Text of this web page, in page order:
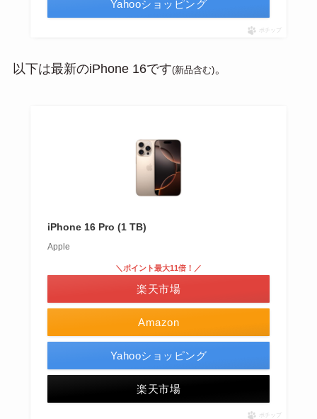
Yahooショッピング
ポチップ
以下は最新のiPhone 16です(新品含む)。
iPhone 16 Pro (1 TB)
Apple
Amazon
＼ポイント最大11倍！／
楽天市場
Yahooショッピング
楽天市場
ポチップ